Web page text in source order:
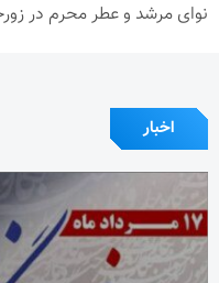
نوای مرشد و عطر محرم در
اخبار